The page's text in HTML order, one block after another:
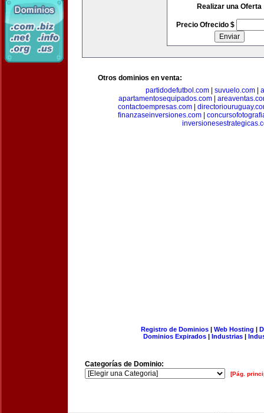
Realizar una Oferta
Precio Ofrecido $
Otros dominios en venta:
partidodefutbol.com| suvuelo.com|
apartamentosequipados.com|
contactoempresas.com
finanzaseinversiones.com
Registro de Dominios| Web Hosting |
Dominios Expirados | Industrias |
Categorías de Dominio:
[Pág.